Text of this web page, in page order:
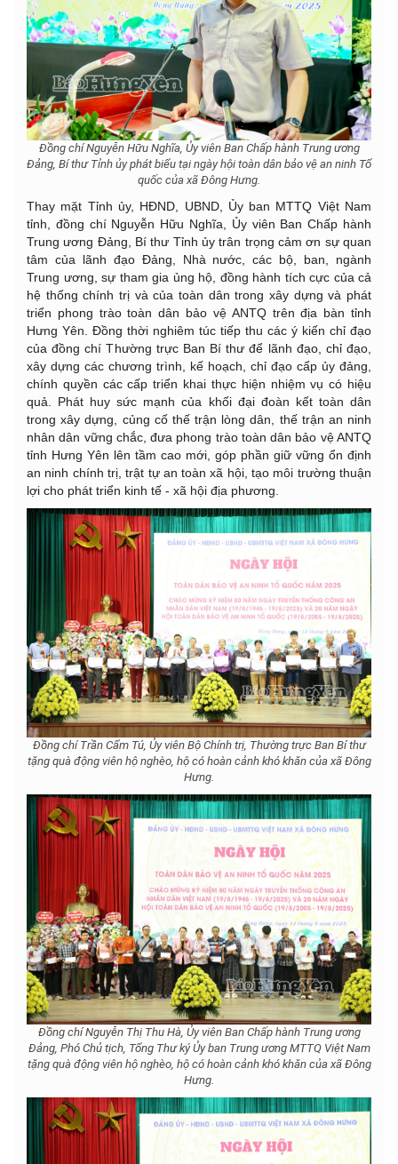
Đồng chí Nguyễn Hữu Nghĩa, Ủy viên Ban Chấp hành Trung ương
Đảng, Bí thư Tỉnh ủy phát biểu tại ngày hội toàn dân bảo vệ an ninh Tổ
quốc của xã Đông Hưng.
Thay mặt Tỉnh ủy, HĐND, UBND, Ủy ban MTTQ Việt Nam
tỉnh, đồng chí Nguyễn Hữu Nghĩa, Ủy viên Ban Chấp hành
Trung ương Đảng, Bí thư Tỉnh ủy trân trọng cảm ơn sự quan
tâm của lãnh đạo Đảng, Nhà nước, các bộ, ban, ngành
Trung ương, sự tham gia ủng hộ, đồng hành tích cực của cả
hệ thống chính trị và của toàn dân trong xây dựng và phát
triển phong trào toàn dân bảo vệ ANTQ trên địa bàn tỉnh
Hưng Yên. Đồng thời nghiêm túc tiếp thu các ý kiến chỉ đạo
của đồng chí Thường trực Ban Bí thư để lãnh đạo, chỉ đạo,
xây dựng các chương trình, kế hoạch, chỉ đạo cấp ủy đảng,
chính quyền các cấp triển khai thực hiện nhiệm vụ có hiệu
quả. Phát huy sức mạnh của khối đại đoàn kết toàn dân
trong xây dựng, củng cố thế trận lòng dân, thế trận an ninh
nhân dân vững chắc, đưa phong trào toàn dân bảo vệ ANTQ
tỉnh Hưng Yên lên tầm cao mới, góp phần giữ vững ổn định
an ninh chính trị, trật tự an toàn xã hội, tạo môi trường thuận
lợi cho phát triển kinh tế - xã hội địa phương.
Đồng chí Trần Cẩm Tú, Ủy viên Bộ Chính trị, Thường trực Ban Bí thư
tặng quà động viên hộ nghèo, hộ có hoàn cảnh khó khăn của xã Đông
Hưng.
Đồng chí Nguyễn Thị Thu Hà, Ủy viên Ban Chấp hành Trung ương
Đảng, Phó Chủ tịch, Tổng Thư ký Ủy ban Trung ương MTTQ Việt Nam
tặng quà động viên hộ nghèo, hộ có hoàn cảnh khó khăn của xã Đông
Hưng.